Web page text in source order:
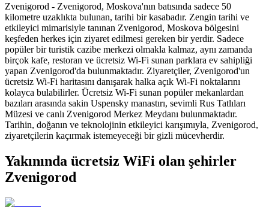
Zvenigorod - Zvenigorod, Moskova'nın batısında sadece 50
kilometre uzaklıkta bulunan, tarihi bir kasabadır. Zengin tarihi ve
etkileyici mimarisiyle tanınan Zvenigorod, Moskova bölgesini
keşfeden herkes için ziyaret edilmesi gereken bir yerdir. Sadece
popüler bir turistik cazibe merkezi olmakla kalmaz, aynı zamanda
birçok kafe, restoran ve ücretsiz Wi-Fi sunan parklara ev sahipliği
yapan Zvenigorod'da bulunmaktadır. Ziyaretçiler, Zvenigorod'un
ücretsiz Wi-Fi haritasını danışarak halka açık Wi-Fi noktalarını
kolayca bulabilirler. Ücretsiz Wi-Fi sunan popüler mekanlardan
bazıları arasında sakin Uspensky manastırı, sevimli Rus Tatlıları
Müzesi ve canlı Zvenigorod Merkez Meydanı bulunmaktadır.
Tarihin, doğanın ve teknolojinin etkileyici karışımıyla, Zvenigorod,
ziyaretçilerin kaçırmak istemeyeceği bir gizli mücevherdir.
Yakınında ücretsiz WiFi olan şehirler
Zvenigorod